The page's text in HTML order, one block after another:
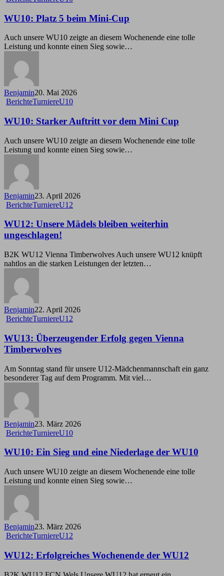
5
beim
Mini-
Cup
WU10: Platz 5 beim Mini-Cup
Auch unsere WU10 zeigte an diesem Wochenende eine tolle
Leistung und konnte einen Sieg sowie…
Benjamin20. Mai 2026
WU10:
Auftritt
vor
dem
Mini
Cup
BerichteTurniereU10
WU10: Starker Auftritt vor dem Mini Cup
Auch unsere WU10 zeigte an diesem Wochenende eine tolle
Leistung und konnte einen Sieg sowie…
Benjamin23. April 2026
WU12:
Mädels
bleiben
weiterhin
BerichteTurniereU12
WU12: Unsere Mädels bleiben weiterhin
ungeschlagen!
B2K WU12 Vienna Timberwolves Auch unsere WU12 knüpft
nahtlos an die starken Leistungen der letzten…
Benjamin22. April 2026
WU13:
Erfolg
gegen
Vienna
BerichteTurniereU12
WU13: Überzeugender Erfolg gegen Vienna
Timberwolves
Am Sonntag stand für unsere U12-Mädchenmannschaft ein ganz
besonderer Tag auf dem Programm. Mit viel…
Benjamin23. März 2026
WU10:
Sieg
eine
Niederlage
der
WU10
BerichteTurniereU10
WU10: Ein Sieg und eine Niederlage der WU10
Auch unsere WU10 zeigte an diesem Wochenende eine tolle
Leistung und konnte einen Sieg sowie…
Benjamin23. März 2026
WU12:
Wochenende
der
WU12
BerichteTurniereU12
WU12: Erfolgreiches Wochenende der WU12